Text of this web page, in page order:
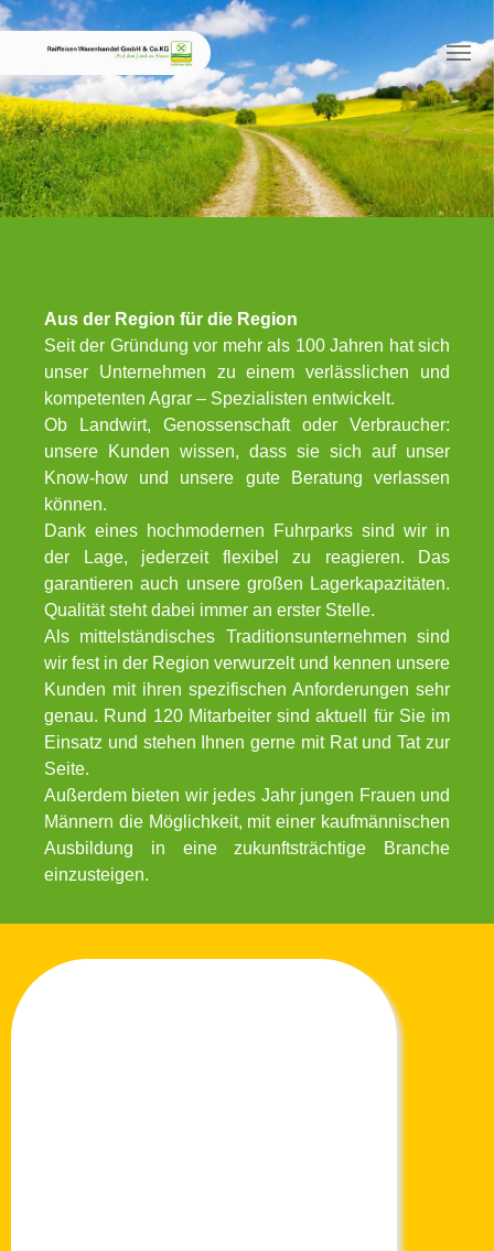
Skip to main content
Aus der Region für die Region
Seit der Gründung vor mehr als 100 Jahren hat sich
unser Unternehmen zu einem verlässlichen und
kompetenten Agrar – Spezialisten entwickelt.
Ob Landwirt, Genossenschaft oder Verbraucher:
unsere Kunden wissen, dass sie sich auf unser
Know-how und unsere gute Beratung verlassen
können.
Dank eines hochmodernen Fuhrparks sind wir in
der Lage, jederzeit flexibel zu reagieren. Das
garantieren auch unsere großen Lagerkapazitäten.
Qualität steht dabei immer an erster Stelle.
Als mittelständisches Traditionsunternehmen sind
wir fest in der Region verwurzelt und kennen unsere
Kunden mit ihren spezifischen Anforderungen sehr
genau. Rund 120 Mitarbeiter sind aktuell für Sie im
Einsatz und stehen Ihnen gerne mit Rat und Tat zur
Seite.
Außerdem bieten wir jedes Jahr jungen Frauen und
Männern die Möglichkeit, mit einer kaufmännischen
Ausbildung in eine zukunftsträchtige Branche
einzusteigen.